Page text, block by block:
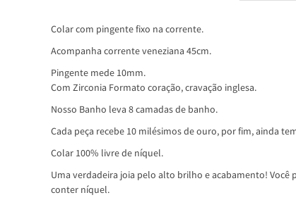
Colar com pingente fixo na corrente.
Acompanha corrente veneziana 45cm.
Pingente mede 10mm.
Com Zirconia Formato coração, cravação inglesa.
Nosso Banho leva 8 camadas de banho.
Cada peça recebe 10 milésimos de ouro, por fim, ainda
Colar 100% livre de níquel.
Uma verdadeira joia pelo alto brilho e acabamento!
conter níquel.